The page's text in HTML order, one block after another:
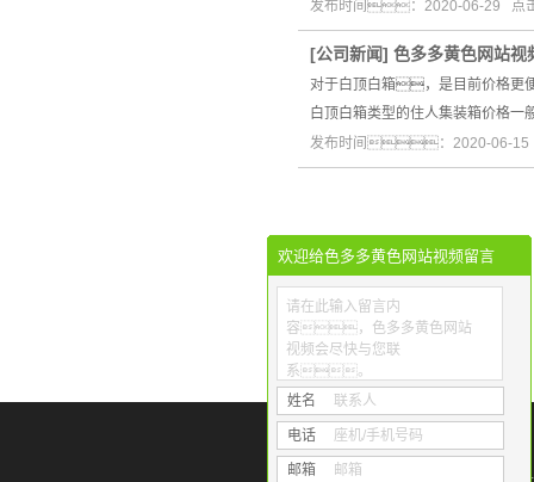
发布时间：2020-06-29 点
[公司新闻] 色多多黄色网站视
对于白顶白箱，是目前价格
白顶白箱类型的住人集装箱价格
发布时间：2020-06-
欢迎给色多多黄色网站视频留言
请在此输入留言内
容，色多多黄色网站
视频会尽快与您联
系。
姓名
联系人
电话 座机/手机号码
邮箱 邮箱